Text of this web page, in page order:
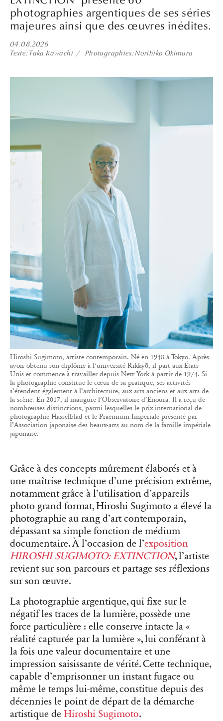
photographies argentiques de ses séries
majeures ainsi que des œuvres inédites.
04.08.2026
Texte Taka Kawachi Photographies Norihiko Okimura
Hiroshi Sugimoto, artiste contemporain. Né en 1948 à Tokyo. Après
avoir obtenu son diplôme à l’université Rikkyō, il part aux États-
Unis et commence à travailler depuis New York à partir de 1974. Si
la photographie constitue le cœur de sa pratique, ses activités
s’étendent également à l’architecture, aux arts anciens et aux arts de
la scène. En 2017, il inaugure l’Observatoire d’Enoura. Il a reçu de
nombreuses distinctions, parmi lesquelles le prix international de
photographie Hasselblad et le Praemium Imperiale présenté par
l’Association japonaise des beaux-arts au nom de la famille impériale
japonaise.
Grâce à des concepts mûrement élaborés et à
une maîtrise technique d’une précision extrême,
notamment grâce à l’utilisation d’appareils
photo grand format, Hiroshi Sugimoto a élevé la
photographie au rang d’art contemporain,
dépassant sa simple fonction de médium
documentaire. À l’occasion de l’exposition
HIROSHI SUGIMOTO: EXTINCTION, l’artiste
revient sur son parcours et partage ses réflexions
sur son œuvre.
La photographie argentique, qui fixe sur le
négatif les traces de la lumière, possède une
force particulière : elle conserve intacte la «
réalité capturée par la lumière », lui conférant à
la fois une valeur documentaire et une
impression saisissante de vérité. Cette technique,
capable d’emprisonner un instant fugace ou
même le temps lui-même, constitue depuis des
décennies le point de départ de la démarche
artistique de Hiroshi Sugimoto.